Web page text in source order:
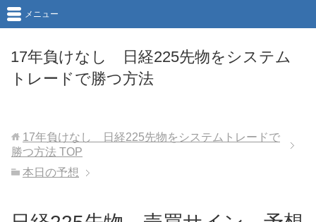
17年負けなし 日経225先物をシステム
トレードで勝つ方法
メニュー
17年負けなし 日経225先物をシステムトレードで
勝つ方法 TOP
本日の予想